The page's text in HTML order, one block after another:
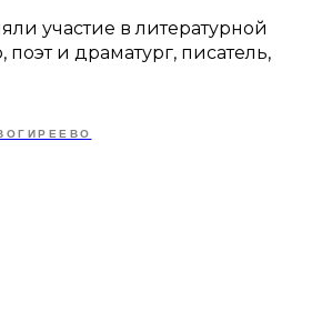
участие в литературной
поэт и драматург, писатель,